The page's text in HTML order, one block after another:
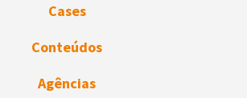
Cases
Conteúdos
Agências